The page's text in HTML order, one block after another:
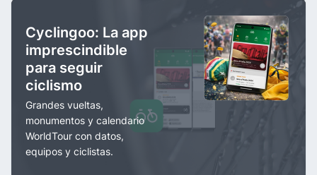
Cyclingoo: La app
imprescindible
para seguir
ciclismo
Grandes vueltas,
monumentos y calendario
WorldTour con datos,
equipos y ciclistas.